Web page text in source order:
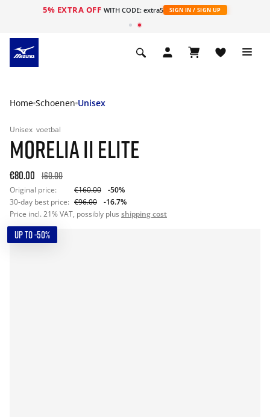
5% EXTRA OFF WITH CODE: extra5 SIGN IN / SIGN UP
Home Schoenen Unisex
Unisex voetbal
MORELIA II ELITE
€80.00 160.00
Original price: €160.00
-50%
30-day best price: €96.00
-16.7%
Price incl. 21% VAT, possibly plus shipping cost
UP TO -50%